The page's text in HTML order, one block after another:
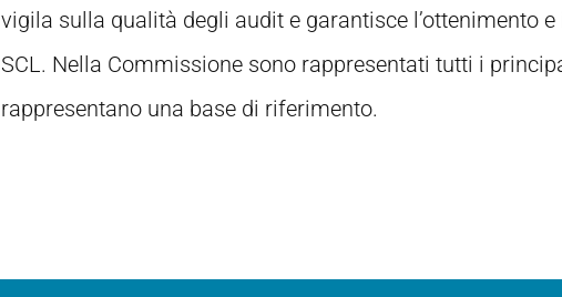
vigila sulla qualità degli audit e garantisce l’ottenimento
SCL. Nella Commissione sono rappresentati tutti i
rappresentano una base di riferimento.